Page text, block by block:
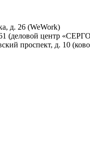
д. 26 (WeWork)
(деловой центр
проспект, д. 10